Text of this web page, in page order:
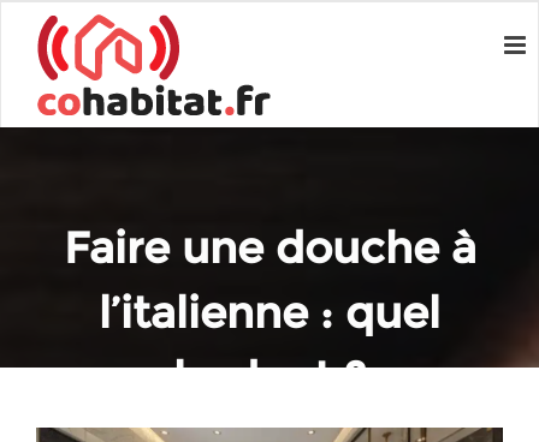
Faire une douche à
l’italienne : quel
budget ?
Home
Conseils en travaux